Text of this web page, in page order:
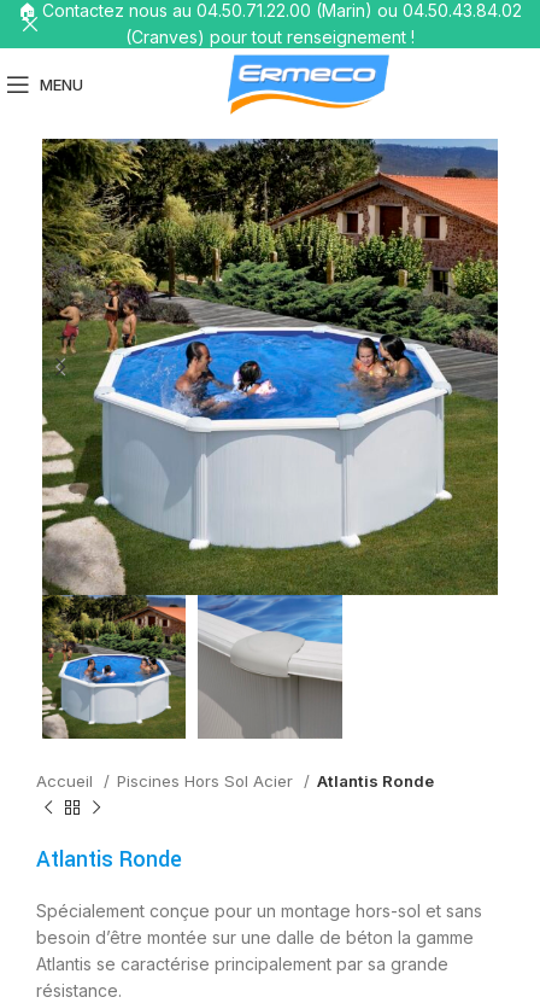
MENU
Accueil Piscines Hors Sol Acier Atlantis Ronde
Atlantis Ronde
Spécialement conçue pour un montage hors-sol et sans
besoin d’être montée sur une dalle de béton la gamme
Atlantis se caractérise principalement par sa grande
résistance.
🏠 Contactez nous au 04.50.71.22.00 (Marin) ou 04.50.43.84.02
(Cranves) pour tout renseignement !